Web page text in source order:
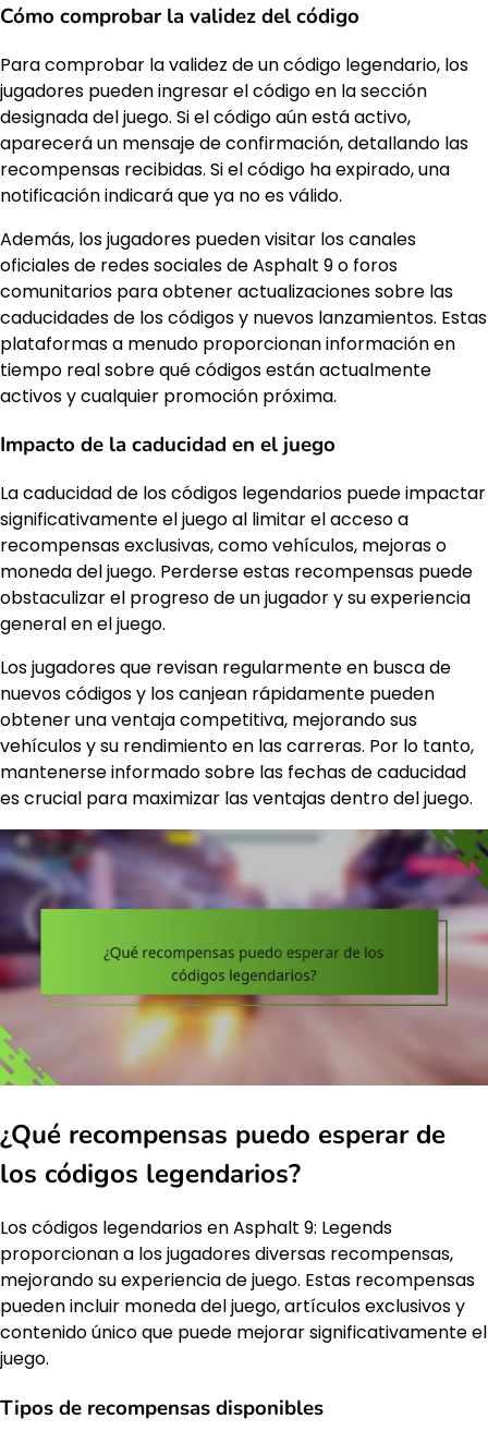
Cómo comprobar la validez del código
Para comprobar la validez de un código legendario, los
jugadores pueden ingresar el código en la sección
designada del juego. Si el código aún está activo,
aparecerá un mensaje de confirmación, detallando las
recompensas recibidas. Si el código ha expirado, una
notificación indicará que ya no es válido.
Además, los jugadores pueden visitar los canales
oficiales de redes sociales de Asphalt 9 o foros
comunitarios para obtener actualizaciones sobre las
caducidades de los códigos y nuevos lanzamientos. Estas
plataformas a menudo proporcionan información en
tiempo real sobre qué códigos están actualmente
activos y cualquier promoción próxima.
Impacto de la caducidad en el juego
La caducidad de los códigos legendarios puede impactar
significativamente el juego al limitar el acceso a
recompensas exclusivas, como vehículos, mejoras o
moneda del juego. Perderse estas recompensas puede
obstaculizar el progreso de un jugador y su experiencia
general en el juego.
Los jugadores que revisan regularmente en busca de
nuevos códigos y los canjean rápidamente pueden
obtener una ventaja competitiva, mejorando sus
vehículos y su rendimiento en las carreras. Por lo tanto,
mantenerse informado sobre las fechas de caducidad
es crucial para maximizar las ventajas dentro del juego.
¿Qué recompensas puedo esperar de
los códigos legendarios?
Los códigos legendarios en Asphalt 9: Legends
proporcionan a los jugadores diversas recompensas,
mejorando su experiencia de juego. Estas recompensas
pueden incluir moneda del juego, artículos exclusivos y
contenido único que puede mejorar significativamente el
juego.
Tipos de recompensas disponibles